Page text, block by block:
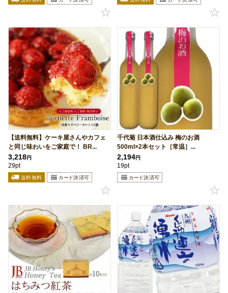
【送料無料】ケーキ屋さんやカフェ
と同じ味わいをご家庭で！ BR...
3,218円
29pt
千代菊 日本酒仕込み 梅のお酒
500ml×2本セット［常温］...
2,194円
19pt